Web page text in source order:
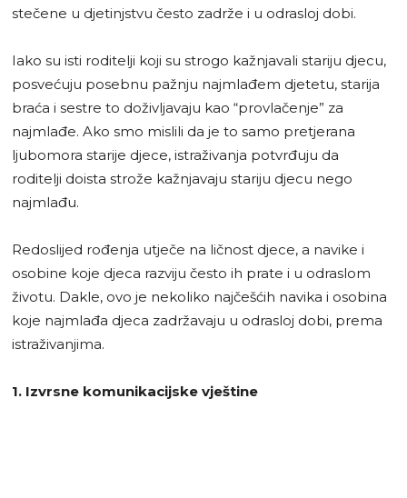
stečene u djetinjstvu često zadrže i u odrasloj dobi.
Iako su isti roditelji koji su strogo kažnjavali stariju djecu,
posvećuju posebnu pažnju najmlađem djetetu, starija
braća i sestre to doživljavaju kao “provlačenje” za
najmlađe. Ako smo mislili da je to samo pretjerana
ljubomora starije djece, istraživanja potvrđuju da
roditelji doista strože kažnjavaju stariju djecu nego
najmlađu.
Redoslijed rođenja utječe na ličnost djece, a navike i
osobine koje djeca razviju često ih prate i u odraslom
životu. Dakle, ovo je nekoliko najčešćih navika i osobina
koje najmlađa djeca zadržavaju u odrasloj dobi, prema
istraživanjima.
1. Izvrsne komunikacijske vještine